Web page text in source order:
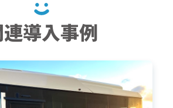
導入事例